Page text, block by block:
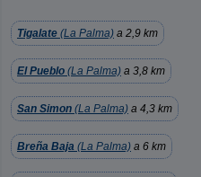
Tigalate (La Palma) a 2,9 km
El Pueblo (La Palma) a 3,8 km
San Simon (La Palma) a 4,3 km
Breña Baja (La Palma) a 6 km